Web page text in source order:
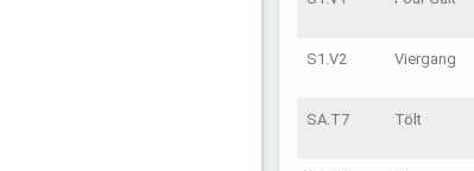
S1.V2 Viergang
SA.T7 Tölt